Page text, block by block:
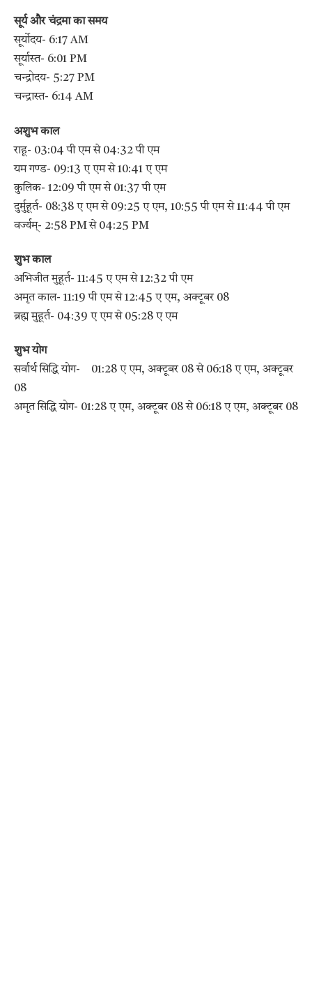
सूर्य और चंद्रमा का समय
सूर्योदय- 6:17 AM
सूर्यास्त- 6:01 PM
चन्द्रोदय- 5:27 PM
चन्द्रास्त- 6:14 AM
अशुभ काल
राहू- 03:04 पी एम से 04:32 पी एम
यम गण्ड- 09:13 ए एम से 10:41 ए एम
कुलिक- 12:09 पी एम से 01:37 पी एम
दुर्मुहूर्त- 08:38 ए एम से 09:25 ए एम, 10:55 पी एम से 11:44 पी एम
वर्ज्यम्- 2:58 PM से 04:25 PM
शुभ काल
अभिजीत मुहूर्त- 11:45 ए एम से 12:32 पी एम
अमृत काल- 11:19 पी एम से 12:45 ए एम, अक्टूबर 08
ब्रह्म मुहूर्त- 04:39 ए एम से 05:28 ए एम
शुभ योग
सर्वार्थ सिद्धि योग- 01:28 ए एम, अक्टूबर 08 से 06:18 ए एम, अक्टूबर
08
अमृत सिद्धि योग- 01:28 ए एम, अक्टूबर 08 से 06:18 ए एम, अक्टूबर 08